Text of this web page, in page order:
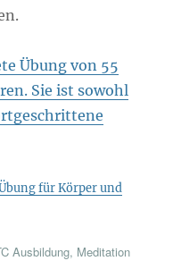
Übung von 55
Sie ist sowohl
für Körper und
Ausbildung, Meditation